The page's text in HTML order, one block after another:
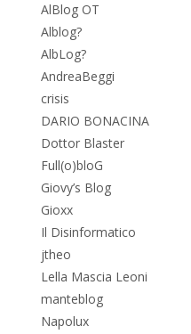
AlBlog OT
Alblog?
AlbLog?
AndreaBeggi
crisis
DARIO BONACINA
Dottor Blaster
Full(o)bloG
Giovy’s Blog
Gioxx
Il Disinformatico
jtheo
Lella Mascia Leoni
manteblog
Napolux